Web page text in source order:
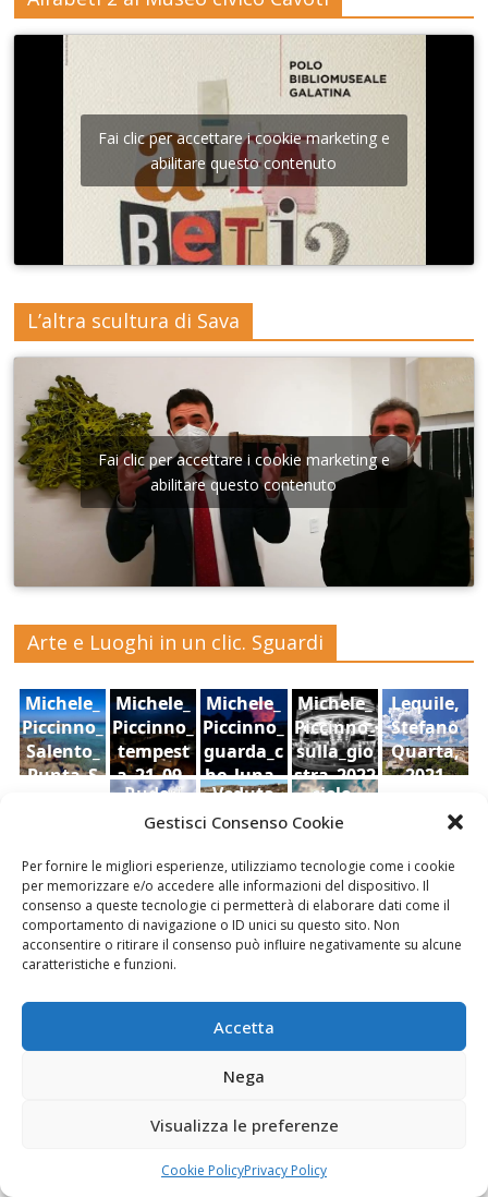
Gestisci Consenso Cookie
Per fornire le migliori esperienze, utilizziamo tecnologie come i cookie
per memorizzare e/o accedere alle informazioni del dispositivo. Il
consenso a queste tecnologie ci permetterà di elaborare dati come il
comportamento di navigazione o ID unici su questo sito. Non
acconsentire o ritirare il consenso può influire negativamente su alcune
caratteristiche e funzioni.
Accetta
Nega
Visualizza le preferenze
Cookie PolicyPrivacy Policy
Fai clic per accettare i cookie marketing e
abilitare questo contenuto
L’altra scultura di Sava
Fai clic per accettare i cookie marketing e
abilitare questo contenuto
Arte e Luoghi in un clic. Sguardi
Michele_
Piccinno_
Salento_
Punta_S
Michele_
Piccinno_
tempest
a_21_09_
2022
Michele_
Piccinno_
guarda_c
he_luna_
2022
Michele_
Piccinno_
sulla_gio
stra_2022
Lequile,
Stefano
Quarta,
2021
Ruderi
dell'antic
castello
di Aidone
(Enna),
Dario
Bottaro
Veduta
di
dal
Castello
della
contea ,
cielo,
Sara Foti
re
Le Stanze di Arte e Luoghi | Albergo diffuso
della Cultura
Fai clic per accettare i cookie marketing e